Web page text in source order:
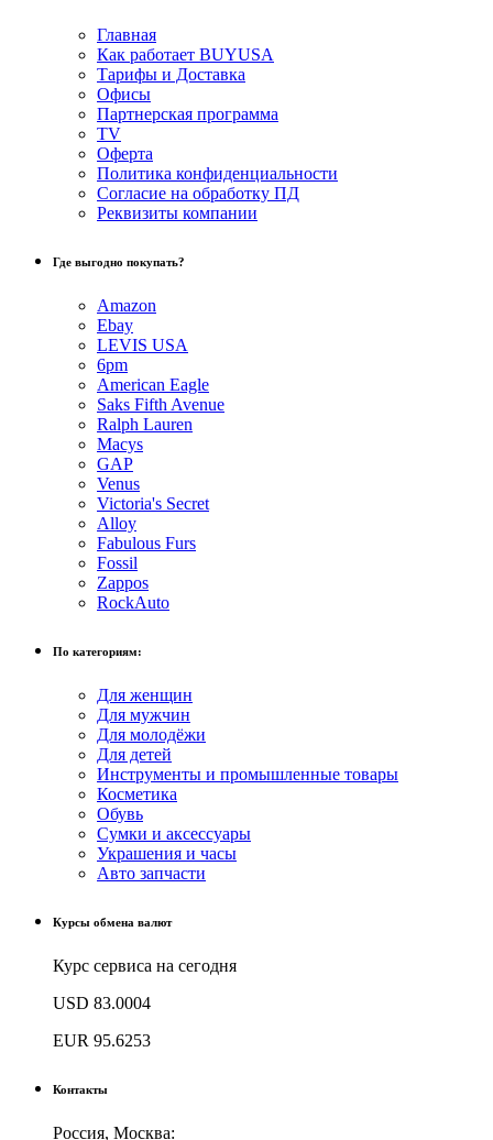
Главная
Как работает BUYUSA
Тарифы и Доставка
Офисы
Партнерская программа
TV
Оферта
Политика конфиденциальности
Согласие на обработку ПД
Реквизиты компании
Где выгодно покупать?
Amazon
Ebay
LEVIS USA
6pm
American Eagle
Saks Fifth Avenue
Ralph Lauren
Macys
GAP
Venus
Victoria's Secret
Alloy
Fabulous Furs
Fossil
Zappos
RockAuto
По категориям:
Для женщин
Для мужчин
Для молодёжи
Для детей
Инструменты и промышленные товары
Косметика
Обувь
Сумки и аксессуары
Украшения и часы
Авто запчасти
Курсы обмена валют
Курс сервиса на сегодня
USD 83.0004
EUR 95.6253
Контакты
Россия, Москва: